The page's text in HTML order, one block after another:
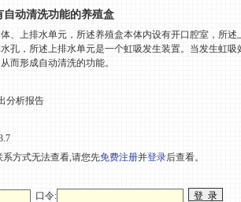
动清洗功能的养殖盒
、上排水单元，所述养殖盒本体内设有开口腔室，所述
孔，所述上排水单元是一个虹吸发生装置。当发生虹吸
而形成自动清洗的功能。
分析报告
系方式无法查看,请您先免费注册并登录后查看。
口令: